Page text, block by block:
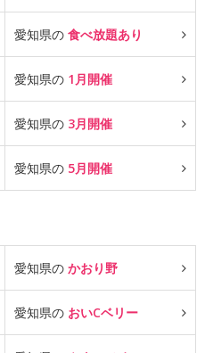
愛知県の 食べ放題あり
愛知県の 1月開催
愛知県の 3月開催
愛知県の 5月開催
愛知県の かおり野
愛知県の おいCベリー